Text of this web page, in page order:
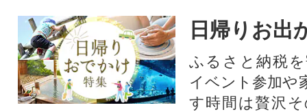
日帰りお出
ふるさと納税
イベント参加や
す時間は贅沢